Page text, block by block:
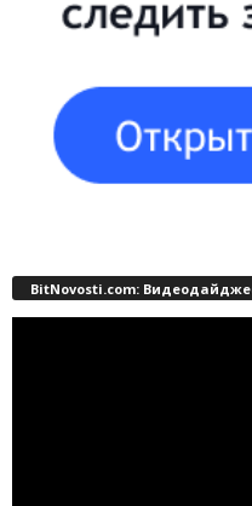
BitNovosti.com: